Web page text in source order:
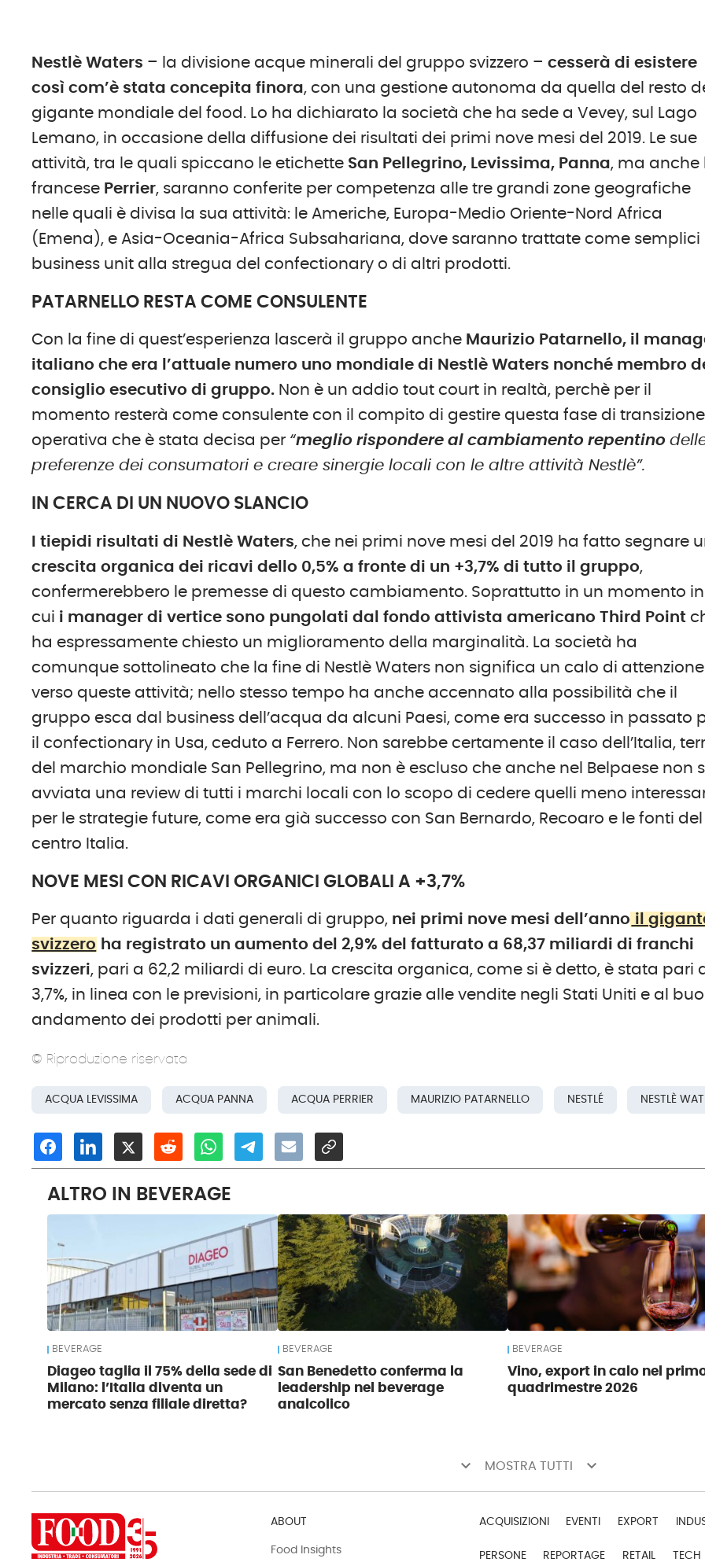
Nestlè Waters – la divisione acque minerali del gruppo svizzero –cesserà di esistere
così com’è stata concepita finora, con una gestione autonoma da quella del resto
gigante mondiale del food. Lo ha dichiarato la società che ha sede a Vevey, sul Lago
Lemano, in occasione della diffusione dei risultati dei primi nove mesi del 2019. Le sue
attività, tra le quali spiccano le etichette San Pellegrino, Levissima, Panna, ma anche
francese Perrier, saranno conferite per competenza alle tre grandi zone geografiche
nelle quali è divisa la sua attività: le Americhe, Europa-Medio Oriente-Nord Africa
(Emena), e Asia-Oceania-Africa Subsahariana, dove saranno trattate come semplici
business unit alla stregua del confectionary o di altri prodotti.
PATARNELLO RESTA COME CONSULENTE
Con la fine di quest’esperienza lascerà il gruppo anche Maurizio Patarnello, il
italiano che era l’attuale numero uno mondiale di Nestlè Waters nonché membro
consiglio esecutivo di gruppo. Non è un addio tout court in realtà, perchè per il
momento resterà come consulente con il compito di gestire questa fase di transizione
operativa che è stata decisa per “meglio rispondere al cambiamento repentino
preferenze dei consumatori e creare sinergie locali con le altre attività Nestlè”.
IN CERCA DI UN NUOVO SLANCIO
I tiepidi risultati di Nestlè Waters, che nei primi nove mesi del 2019 ha fatto segnare
crescita organica dei ricavi dello 0,5% a fronte di un +3,7% di tutto il gruppo,
confermerebbero le premesse di questo cambiamento. Soprattutto in un momento in
cui i manager di vertice sono pungolati dal fondo attivista americano Third Point
ha espressamente chiesto un miglioramento della marginalità. La società ha
comunque sottolineato che la fine di Nestlè Waters non significa un calo di attenzione
verso queste attività; nello stesso tempo ha anche accennato alla possibilità che il
gruppo esca dal business dell’acqua da alcuni Paesi, come era successo in passato
il confectionary in Usa, ceduto a Ferrero. Non sarebbe certamente il caso dell’Italia,
del marchio mondiale San Pellegrino, ma non è escluso che anche nel Belpaese non
avviata una review di tutti i marchi locali con lo scopo di cedere quelli meno
per le strategie future, come era già successo con San Bernardo, Recoaro e le fonti del
centro Italia.
NOVE MESI CON RICAVI ORGANICI GLOBALI A +3,7%
Per quanto riguarda i dati generali di gruppo, nei primi nove mesi dell’anno il
svizzero ha registrato un aumento del 2,9% del fatturato a 68,37 miliardi di franchi
svizzeri, pari a 62,2 miliardi di euro. La crescita organica, come si è detto, è stata pari
3,7%, in linea con le previsioni, in particolare grazie alle vendite negli Stati Uniti e al
andamento dei prodotti per animali.
© Riproduzione riservata
ACQUA LEVISSIMA ACQUA PANNA ACQUA PERRIER MAURIZIO PATARNELLO NESTLÉ NESTLÈ
ALTRO IN BEVERAGE
BEVERAGE
Diageo taglia il 75% della sede di
Milano: l’Italia diventa un
mercato senza filiale diretta?
BEVERAGE
San Benedetto conferma la
leadership nel beverage
analcolico
BEVERAGE
Vino, export in calo nel
quadrimestre 2026
keyboard_arrow_down MOSTRA TUTTI keyboard_arrow_down
ABOUT
Food Insights
ACQUISIZIONI EVENTI EXPORT
PERSONE REPORTAGE RETAIL TECH